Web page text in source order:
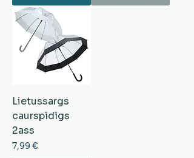
Lietussargs
caurspīdīgs
2ass
Cena
7,99 €